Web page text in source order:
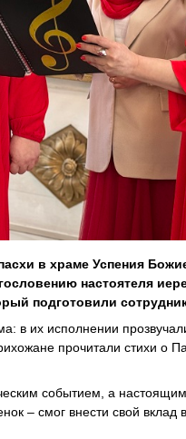
в храме Успения
настоятеля
подготовили
: в их исполнении
прочитали стихи о
событием, а
нок – смог внести свой вклад